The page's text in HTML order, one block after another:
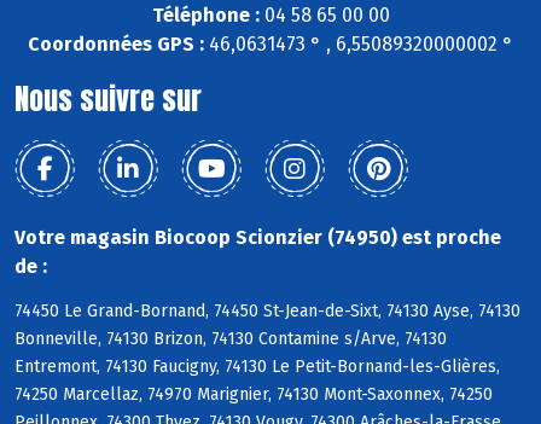
Téléphone :04 58 65 00 00
Coordonnées GPS : 46,0631473 ° , 6,55089320000002 °
Nous suivre sur
Votre magasin Biocoop Scionzier (74950) est proche
de :
74450 Le Grand-Bornand, 74450 St-Jean-de-Sixt, 74130 Ayse, 74130
Bonneville, 74130 Brizon, 74130 Contamine s/Arve, 74130
Entremont, 74130 Faucigny, 74130 Le Petit-Bornand-les-Glières,
74250 Marcellaz, 74970 Marignier, 74130 Mont-Saxonnex, 74250